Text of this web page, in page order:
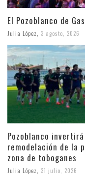
El Pozoblanco de
Julia López 3 agosto, 2026
Pozoblanco
remodelación de la
zona de toboganes
Julia López 31 julio, 2026